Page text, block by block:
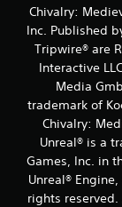
ق
ي
ي
م
ا
ت
Chivalry:
Inc. Published
Tripwire® are
Interactive
Media
trademark of
Chivalry:
Unreal® is a
Games, Inc. in
Unreal®
rights